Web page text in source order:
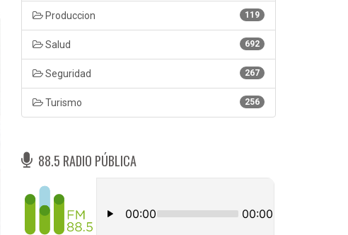
119
Produccion
692
Salud
267
Seguridad
256
Turismo
88.5 RADIO PÚBLICA